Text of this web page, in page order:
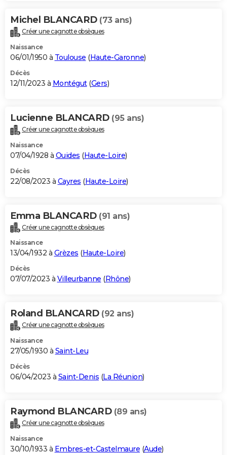
Michel BLANCARD (73 ans)
Créer une cagnotte obsèques
Naissance
06/01/1950 à Toulouse (Haute-Garonne)
Décès
12/11/2023 à Montégut(Gers)
Lucienne BLANCARD (95 ans)
Créer une cagnotte obsèques
Naissance
07/04/1928 à Ouides (Haute-Loire)
Décès
22/08/2023 à Cayres (Haute-Loire)
Emma BLANCARD (91 ans)
Créer une cagnotte obsèques
Naissance
13/04/1932 à Grèzes (Haute-Loire)
Décès
07/07/2023 à Villeurbanne (Rhône)
Roland BLANCARD (92 ans)
Créer une cagnotte obsèques
Naissance
27/05/1930 à Saint-Leu
Décès
06/04/2023 à Saint-Denis (La Réunion)
Raymond BLANCARD (89 ans)
Créer une cagnotte obsèques
Naissance
30/10/1933 à Embres-et-Castelmaure (Aude)